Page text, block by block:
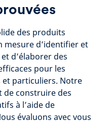
des produits
mesure d’identifier et
d’élaborer des
pour les
particuliers. Notre
de construire des
à l’aide de
évaluons avec vous